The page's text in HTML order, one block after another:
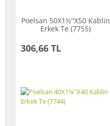
Poelsan 50X1½''X50 Kablin
Erkek Te (7755)
306,66 TL